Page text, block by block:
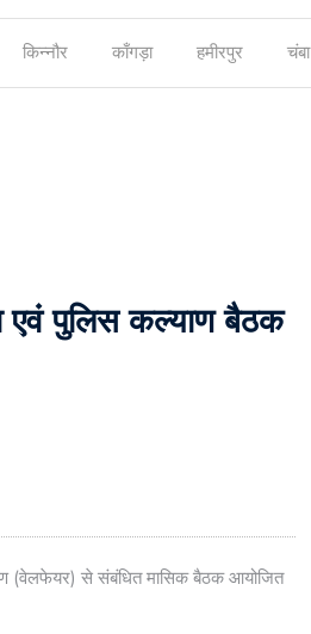
किन्नौर काँगड़ा हमीरपुर चंबा
एवं पुलिस कल्याण बैठक
(वेलफेयर) से संबंधित मासिक बैठक आयोजित